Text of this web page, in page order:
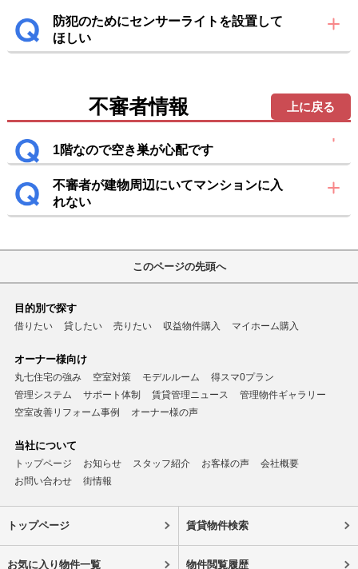
防犯のためにセンサーライトを設置して
ほしい
不審者情報 上に戻る
1階なので空き巣が心配です
不審者が建物周辺にいてマンションに入
れない
このページの先頭へ
目的別で探す
借りたい 貸したい 売りたい 収益物件購入 マイホーム購入
オーナー様向け
丸七住宅の強み 空室対策 モデルルーム
得スマ0プラン
管理システム
サポート体制 賃貸管理ニュース
管理物件ギャラリー
空室改善リフォーム事例
オーナー様の声
当社について
トップページ お知らせ スタッフ紹介 お客様の声
会社概要
お問い合わせ
街情報
トップページ 賃貸物件検索
お気に入り物件一覧 物件閲覧履歴